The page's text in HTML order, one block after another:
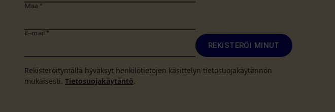
Maa *
E-mail *
REKISTERÖI MINUT
Rekisteröitymällä hyväksyt henkilötietojen käsittelyn tietosuojakäytännön
mukaisesti. Tietosuojakäytäntö.